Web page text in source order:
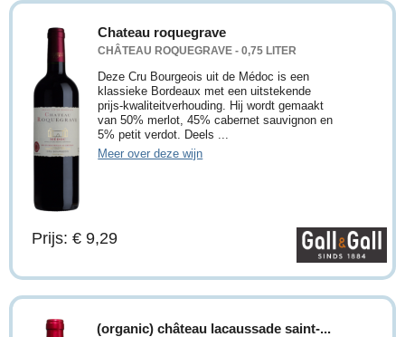
Chateau roquegrave
CHÂTEAU ROQUEGRAVE - 0,75 LITER
Deze Cru Bourgeois uit de Médoc is een
klassieke Bordeaux met een uitstekende
prijs-kwaliteitverhouding. Hij wordt gemaakt
van 50% merlot, 45% cabernet sauvignon en
5% petit verdot. Deels ...
Meer over deze wijn
Prijs: € 9,29
(organic) château lacaussade saint-...